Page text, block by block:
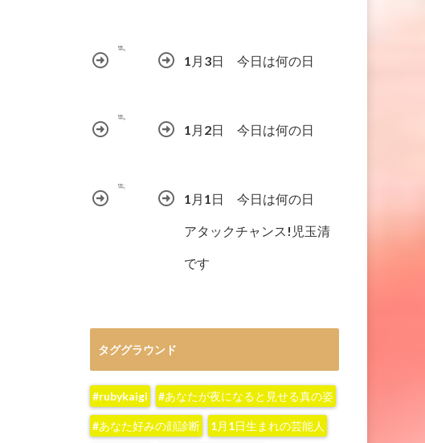
1月3日 今日は何の日
1月2日 今日は何の日
1月1日 今日は何の日
アタックチャンス!児玉清
です
タググラウンド
#rubykaigi #あなたが夜になると見せる真の姿
#あなた好みの顔診断 1月1日生まれの芸能人